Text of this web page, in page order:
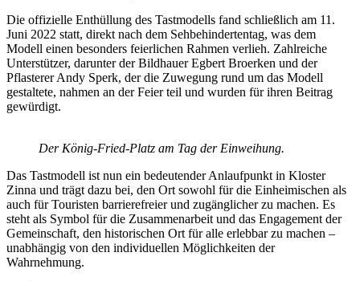
Die offizielle Enthüllung des Tastmodells fand schließlich am 11.
Juni 2022 statt, direkt nach dem Sehbehindertentag, was dem
Modell einen besonders feierlichen Rahmen verlieh. Zahlreiche
Unterstützer, darunter der Bildhauer Egbert Broerken und der
Pflasterer Andy Sperk, der die Zuwegung rund um das Modell
gestaltete, nahmen an der Feier teil und wurden für ihren Beitrag
gewürdigt.
Der König-Fried-Platz am Tag der Einweihung.
Das Tastmodell ist nun ein bedeutender Anlaufpunkt in Kloster
Zinna und trägt dazu bei, den Ort sowohl für die Einheimischen als
auch für Touristen barrierefreier und zugänglicher zu machen. Es
steht als Symbol für die Zusammenarbeit und das Engagement der
Gemeinschaft, den historischen Ort für alle erlebbar zu machen –
unabhängig von den individuellen Möglichkeiten der
Wahrnehmung.